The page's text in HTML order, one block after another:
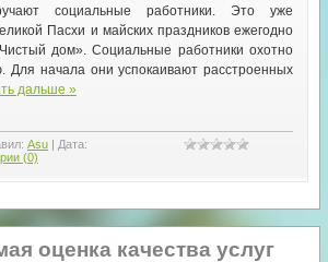
социальные работники. Это уже
Пасхи и майских праздников ежегодно
дом». Социальные работники охотно
Для начала они успокаивают расстроенных
дальше »
Asu| Дата:
(0)
оценка качества услуг